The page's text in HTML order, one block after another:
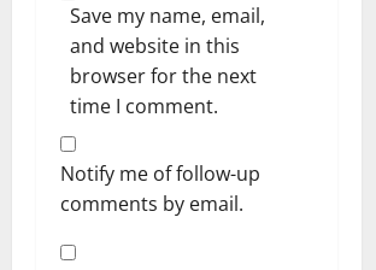
Save my name, email,
and website in this
browser for the next
time I comment.
Notify me of follow-up
comments by email.